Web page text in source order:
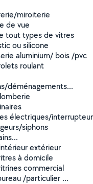
miroiterie
de vue
tout types de vitres
ou silicone
aluminium/ bois /pvc
roulant
déménagements...
électriques/
siphons
extérieur
à domicile
commercial
/particulier ...